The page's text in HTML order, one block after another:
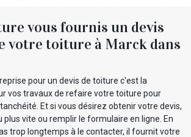
vous fournis un devis
votre toiture à Marck dans
pour un devis de toiture c'est la
vos travaux de refaire votre toiture pour
Et si vous désirez obtenir votre devis,
plus vite ou remplir le formulaire en ligne. En
trop longtemps à le contacter, il fournit votre